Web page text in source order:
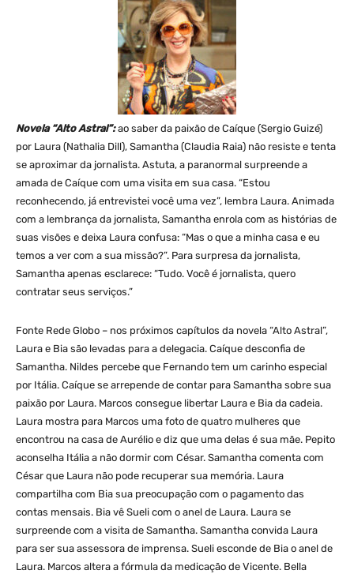
Novela “Alto Astral”:ao saber da paixão de Caíque (Sergio Guizé)
por Laura (Nathalia Dill), Samantha (Claudia Raia) não resiste e tenta
se aproximar da jornalista. Astuta, a paranormal surpreende a
amada de Caíque com uma visita em sua casa. “Estou
reconhecendo, já entrevistei você uma vez”, lembra Laura. Animada
com a lembrança da jornalista, Samantha enrola com as histórias de
suas visões e deixa Laura confusa: “Mas o que a minha casa e eu
temos a ver com a sua missão?”. Para surpresa da jornalista,
Samantha apenas esclarece: “Tudo. Você é jornalista, quero
contratar seus serviços.”
Fonte Rede Globo – nos próximos capítulos da novela “Alto Astral”,
Laura e Bia são levadas para a delegacia. Caíque desconfia de
Samantha. Nildes percebe que Fernando tem um carinho especial
por Itália. Caíque se arrepende de contar para Samantha sobre sua
paixão por Laura. Marcos consegue libertar Laura e Bia da cadeia.
Laura mostra para Marcos uma foto de quatro mulheres que
encontrou na casa de Aurélio e diz que uma delas é sua mãe. Pepito
aconselha Itália a não dormir com César. Samantha comenta com
César que Laura não pode recuperar sua memória. Laura
compartilha com Bia sua preocupação com o pagamento das
contas mensais. Bia vê Sueli com o anel de Laura. Laura se
surpreende com a visita de Samantha. Samantha convida Laura
para ser sua assessora de imprensa. Sueli esconde de Bia o anel de
Laura. Marcos altera a fórmula da medicação de Vicente. Bella